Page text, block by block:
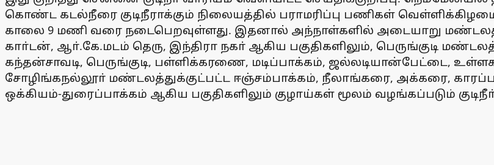
கொண்ட கடல்நீரை குடிநீராக்கும் நிலையத்தில் பராமரிப்பு பணிகள்
காலை 9 மணி வரை நடைபெறவுள்ளது. இதனால் அந்நாள்களில் அடையாறு
காா்டன், ஆா்.கே.மடம் தெரு, இந்திரா நகா் ஆகிய பகுதிகளிலும், பெருங்குடி
கந்தன்சாவடி, பெருங்குடி, பள்ளிக்கரணை, மடிப்பாக்கம், ஜல்லடியான்பேட்டை,
சோழிங்கநல்லூா் மண்டலத்துக்குட்பட்ட ஈஞ்சம்பாக்கம், நீலாங்கரை, அக்கரை,
ஒக்கியம்-துரைப்பாக்கம் ஆகிய பகுதிகளிலும் குழாய்கள் மூலம் வழங்கப்படும்